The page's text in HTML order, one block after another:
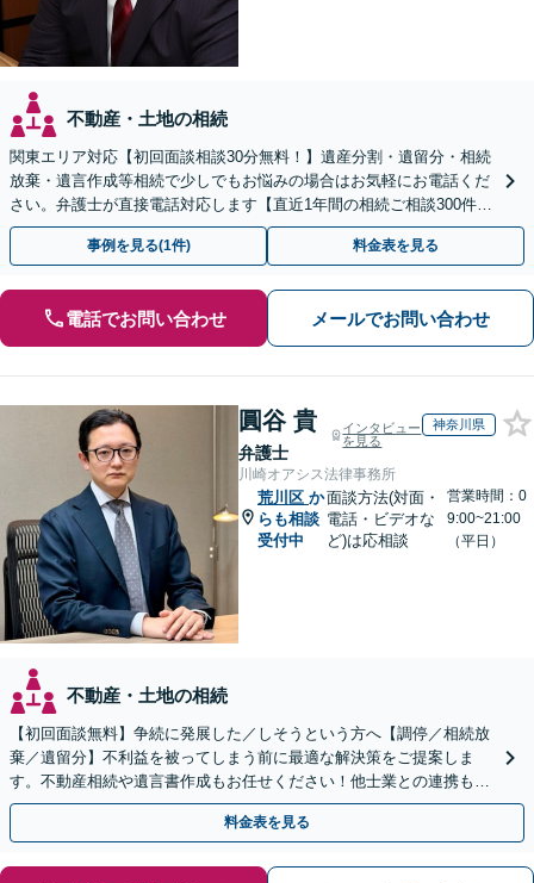
不動産・土地の相続
関東エリア対応【初回面談相談30分無料！】遺産分割・遺留分・相続
放棄・遺言作成等相続で少しでもお悩みの場合はお気軽にお電話くだ
さい。弁護士が直接電話対応します【直近1年間の相続ご相談300件以
上！＆相続の著書・セミナー多数】弁護士複数所属
事例を見る(1件) 料金表を見る
電話でお問い合わせ メールでお問い合わせ
圓谷 貴
弁護士
インタビュー
を見る
神奈川県
川崎オアシス法律事務所
荒川区 か
らも相談
受付中
面談方法(対面・
電話・ビデオな
ど)は応相談
営業時間：0
9:00~21:00
（平日）
不動産・土地の相続
【初回面談無料】争続に発展した／しそうという方へ【調停／相続放
棄／遺留分】不利益を被ってしまう前に最適な解決策をご提案しま
す。不動産相続や遺言書作成もお任せください！他士業との連携も可
能
料金表を見る